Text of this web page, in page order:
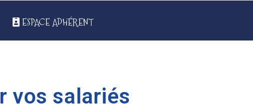
ESPACE ADHÉRENT
vos salariés